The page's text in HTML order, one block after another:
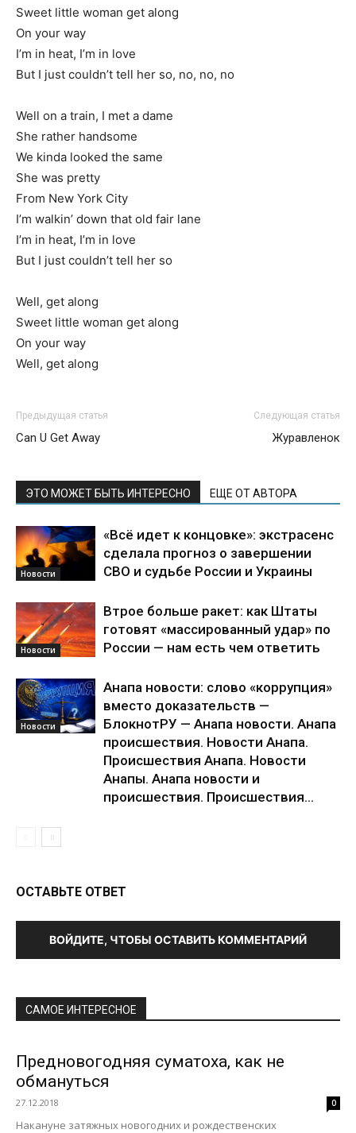
Sweet little woman get along
On your way
I’m in heat, I’m in love
But I just couldn’t tell her so, no, no, no
Well on a train, I met a dame
She rather handsome
We kinda looked the same
She was pretty
From New York City
I’m walkin’ down that old fair lane
I’m in heat, I’m in love
But I just couldn’t tell her so
Well, get along
Sweet little woman get along
On your way
Well, get along
Предыдущая статья
Can U Get Away
Следующая статья
Журавленок
ЭТО МОЖЕТ БЫТЬ ИНТЕРЕСНО ЕЩЕ ОТ АВТОРА
Новости
«Всё идет к концовке»: экстрасенс
сделала прогноз о завершении
СВО и судьбе России и Украины
Новости
Втрое больше ракет: как Штаты
готовят «массированный удар» по
России — нам есть чем ответить
Новости
Анапа новости: слово «коррупция»
вместо доказательств —
БлокнотРУ — Анапа новости. Анапа
происшествия. Новости Анапа.
Происшествия Анапа. Новости
Анапы. Анапа новости и
происшествия. Происшествия...
ОСТАВЬТЕ ОТВЕТ
ВОЙДИТЕ, ЧТОБЫ ОСТАВИТЬ КОММЕНТАРИЙ
САМОЕ ИНТЕРЕСНОЕ
Предновогодняя суматоха, как не
обмануться
27.12.2018 0
Накануне затяжных новогодних и рождественских